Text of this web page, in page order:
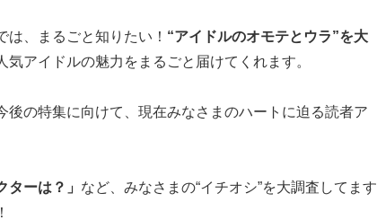
、まるごと知りたい！ “アイドルのオモテとウラ”を大
気アイドルの魅力をまるごと届けてくれます。
後の特集に向けて、現在みなさまのハートに迫る読者ア
ターは？」 など、みなさまの“イチオシ”を大調査してます